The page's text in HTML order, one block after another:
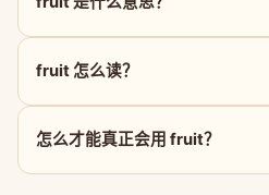
fruit 怎么读？
怎么才能真正会用 fruit？